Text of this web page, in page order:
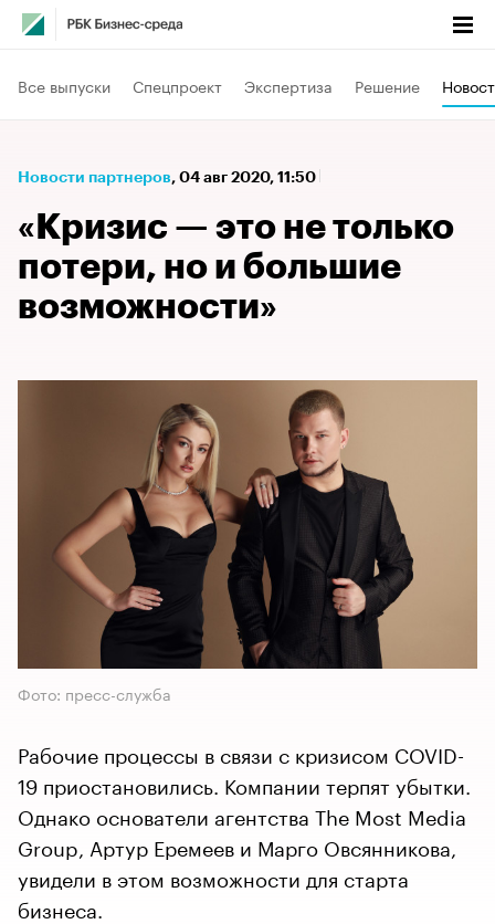
Все выпуски Спецпроект Экспертиза Решение
Новости партнеров⁠, 04 авг 2020, 11:50
«Кризис — это не только
потери, но и большие
возможности»
Фото: пресс-служба
Рабочие процессы в связи с кризисом COVID-
19 приостановились. Компании терпят убытки.
Однако основатели агентства The Most Media
Group, Артур Еремеев и Марго Овсянникова,
увидели в этом возможности для старта
бизнеса.